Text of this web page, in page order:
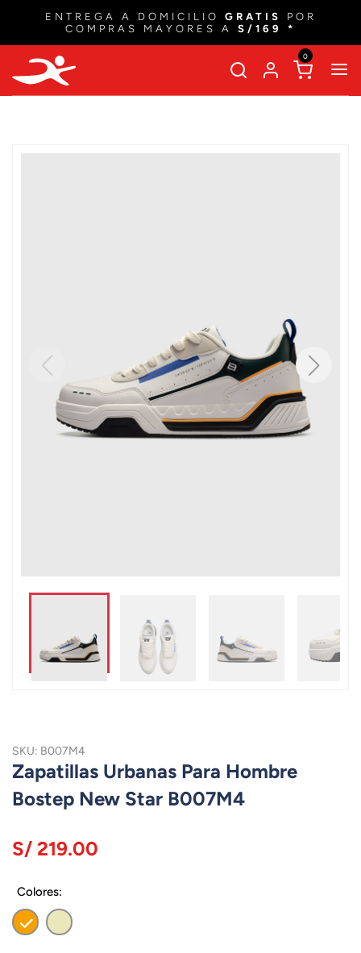
ENTREGA A DOMICILIO GRATIS
POR
COMPRAS MAYORES A S/169 *
0
SKU: B007M4
Zapatillas Urbanas Para Hombre
Bostep New Star B007M4
S/ 219.00
Colores: